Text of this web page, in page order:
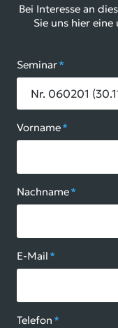
Bei Interesse an
Sie uns hier
Seminar*
Vorname*
Nachname*
E-Mail *
Telefon *